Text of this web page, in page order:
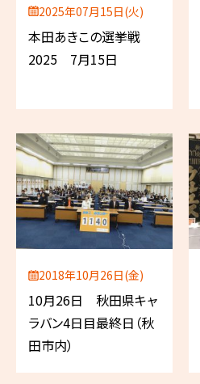
2025年07月15日(火)
本田あきこの選挙戦
2025 7月15日
2018年10月26日(金)
10月26日 秋田県キャ
ラバン4日目最終日（秋
田市内）